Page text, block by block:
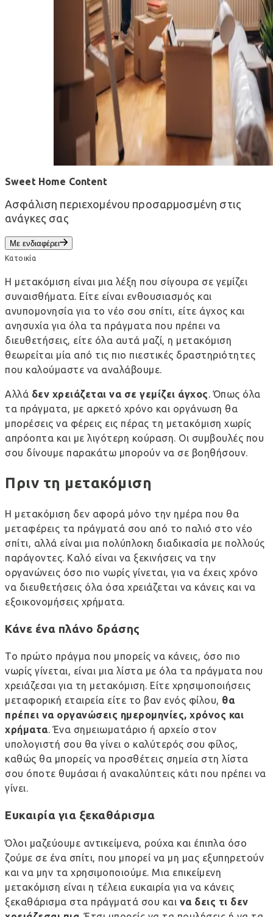
Sweet Home Content
Ασφάλιση περιεχομένου προσαρμοσμένη στις
ανάγκες σας
Με ενδιαφέρει
Κατοικία
Η μετακόμιση είναι μια λέξη που σίγουρα σε γεμίζει
συναισθήματα. Είτε είναι ενθουσιασμός και
ανυπομονησία για το νέο σου σπίτι, είτε άγχος και
ανησυχία για όλα τα πράγματα που πρέπει να
διευθετήσεις, είτε όλα αυτά μαζί, η μετακόμιση
θεωρείται μία από τις πιο πιεστικές δραστηριότητες
που καλούμαστε να αναλάβουμε.
Αλλά δεν χρειάζεται να σε γεμίζει άγχος. Όπως όλα
τα πράγματα, με αρκετό χρόνο και οργάνωση θα
μπορέσεις να φέρεις εις πέρας τη μετακόμιση χωρίς
απρόοπτα και με λιγότερη κούραση. Οι συμβουλές που
σου δίνουμε παρακάτω μπορούν να σε βοηθήσουν.
Πριν τη μετακόμιση
Η μετακόμιση δεν αφορά μόνο την ημέρα που θα
μεταφέρεις τα πράγματά σου από το παλιό στο νέο
σπίτι, αλλά είναι μια πολύπλοκη διαδικασία με πολλούς
παράγοντες. Καλό είναι να ξεκινήσεις να την
οργανώνεις όσο πιο νωρίς γίνεται, για να έχεις χρόνο
να διευθετήσεις όλα όσα χρειάζεται να κάνεις και να
εξοικονομήσεις χρήματα.
Κάνε ένα πλάνο δράσης
Το πρώτο πράγμα που μπορείς να κάνεις, όσο πιο
νωρίς γίνεται, είναι μια λίστα με όλα τα πράγματα που
χρειάζεσαι για τη μετακόμιση. Είτε χρησιμοποιήσεις
μεταφορική εταιρεία είτε το βαν ενός φίλου, θα
πρέπει να οργανώσεις ημερομηνίες, χρόνος και
χρήματα. Ένα σημειωματάριο ή αρχείο στον
υπολογιστή σου θα γίνει ο καλύτερός σου φίλος,
καθώς θα μπορείς να προσθέτεις σημεία στη λίστα
σου όποτε θυμάσαι ή ανακαλύπτεις κάτι που πρέπει να
γίνει.
Ευκαιρία για ξεκαθάρισμα
Όλοι μαζεύουμε αντικείμενα, ρούχα και έπιπλα όσο
ζούμε σε ένα σπίτι, που μπορεί να μη μας εξυπηρετούν
και να μην τα χρησιμοποιούμε. Μια επικείμενη
μετακόμιση είναι η τέλεια ευκαιρία για να κάνεις
ξεκαθάρισμα στα πράγματά σου και να δεις τι δεν